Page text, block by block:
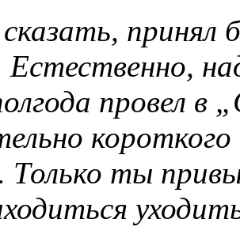
Естественно,
провел в
Только ты